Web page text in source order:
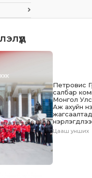
Петровис
салбар
Монгол
Аж ахуйн
нэрлэгдлээ
Цааш унших